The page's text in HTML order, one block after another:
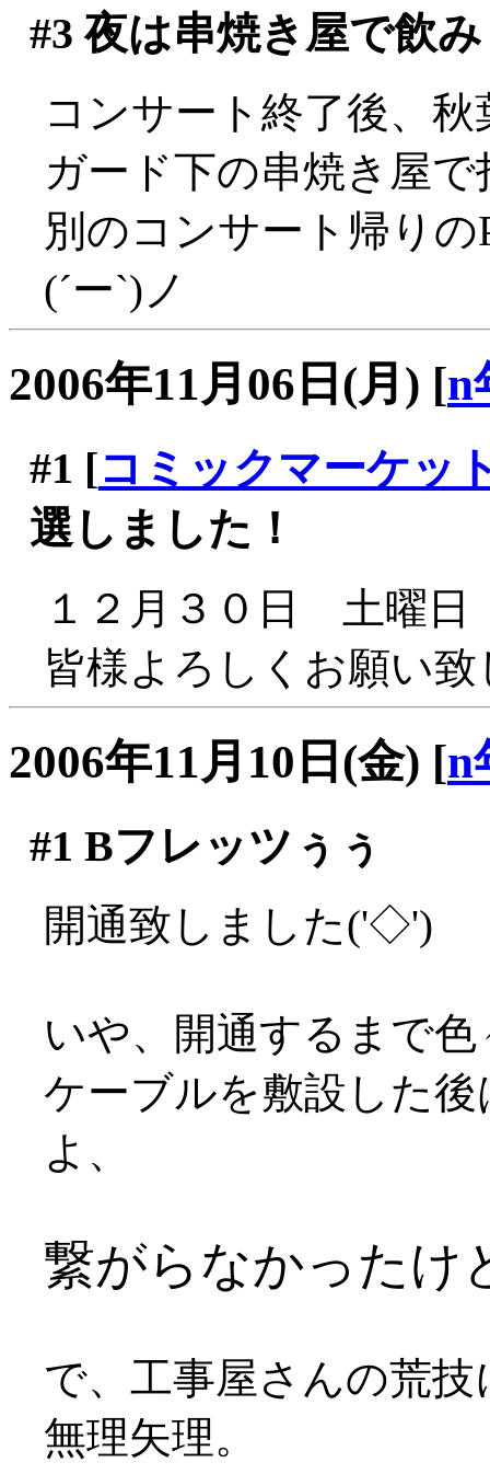
#3 夜は串焼き屋で飲み
コンサート終了後、
ガード下の串焼き屋
別のコンサート帰り
(´ー`)ノ
2006年11月06日(月) [n
#1 [コミックマーケッ
選しました！
１２月３０日 土曜
皆様よろしくお願い
2006年11月10日(金) [n
#1 Bフレッツぅぅ
開通致しました('◇')ゞ
いや、開通するまで
ケーブルを敷設した
よ、
繋がらなかったけ
で、工事屋さんの荒
無理矢理。